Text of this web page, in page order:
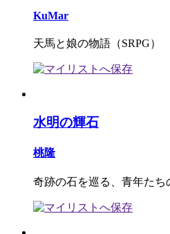
KuMar
天馬と娘の物語（SRPG）
水明の輝石
桃隆
奇跡の石を巡る、青年た